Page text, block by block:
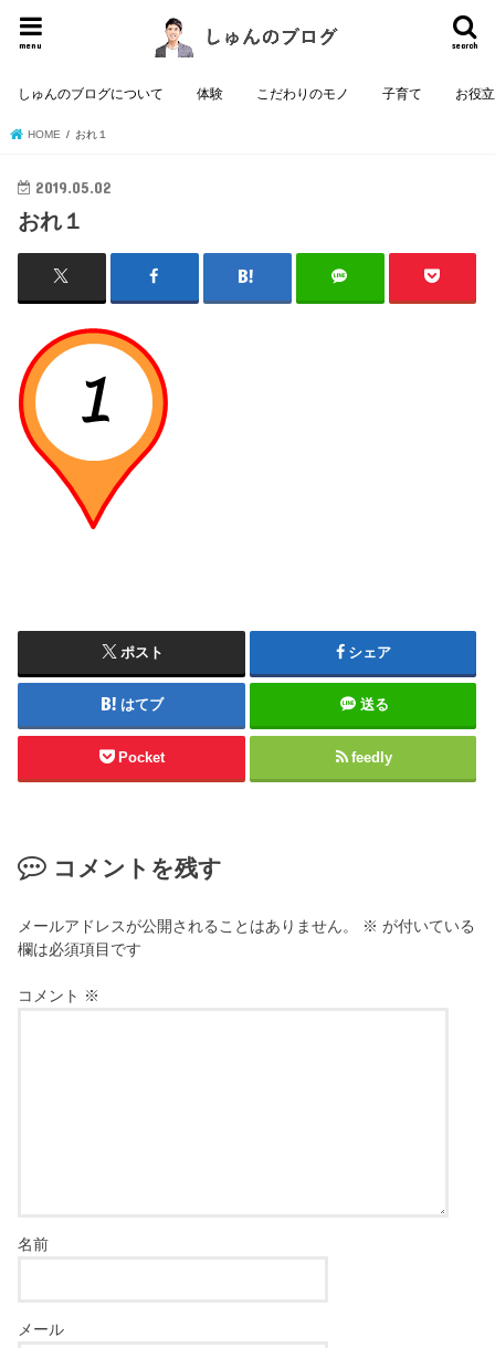
search
menu
しゅんのブログについて 体験 こだわりのモノ 子育て お役
HOME おれ１
2019.05.02
おれ１
ポスト シェア
はてブ 送る
Pocket feedly
コメントを残す
メールアドレスが公開されることはありません。 ※ が付いている
欄は必須項目です
コメント ※
名前
メール